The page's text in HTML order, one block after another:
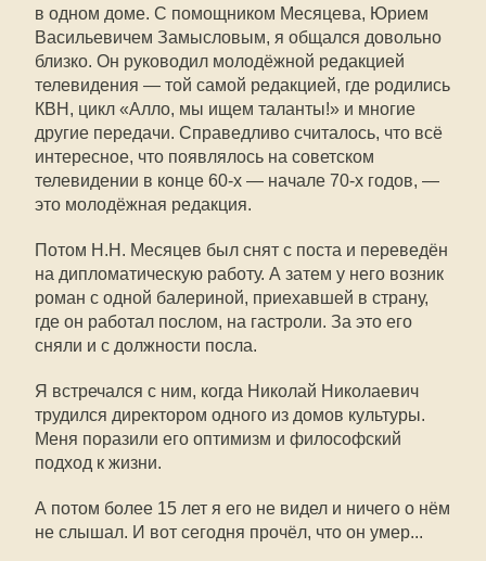
в одном доме. С помощником Месяцева, Юрием
Васильевичем Замысловым, я общался довольно
близко. Он руководил молодёжной редакцией
телевидения — той самой редакцией, где родились
КВН, цикл «Алло, мы ищем таланты!» и многие
другие передачи. Справедливо считалось, что всё
интересное, что появлялось на советском
телевидении в конце 60-х — начале 70-х годов, —
это молодёжная редакция.
Потом Н.Н. Месяцев был снят с поста и переведён
на дипломатическую работу. А затем у него возник
роман с одной балериной, приехавшей в страну,
где он работал послом, на гастроли. За это его
сняли и с должности посла.
Я встречался с ним, когда Николай Николаевич
трудился директором одного из домов культуры.
Меня поразили его оптимизм и философский
подход к жизни.
А потом более 15 лет я его не видел и ничего о нём
не слышал. И вот сегодня прочёл, что он умер...